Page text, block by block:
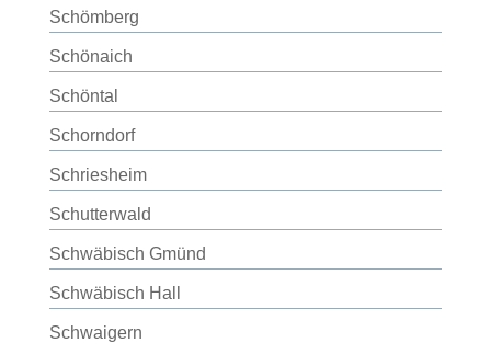
Schömberg
Schönaich
Schöntal
Schorndorf
Schriesheim
Schutterwald
Schwäbisch Gmünd
Schwäbisch Hall
Schwaigern